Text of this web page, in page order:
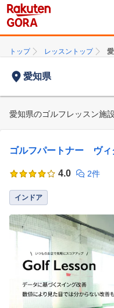
トップ レッスントップ
愛知県
愛知県のゴルフレッスン施設
ゴルフパートナー ヴィ
4.0 2件
インドア